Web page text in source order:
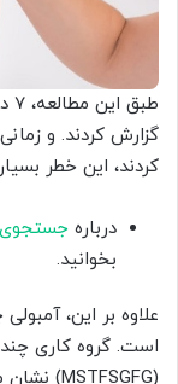
گزارش کردند. و
کردند، این خطر
درباره جستجوی
بخوانید.
است. گروه کاری چند